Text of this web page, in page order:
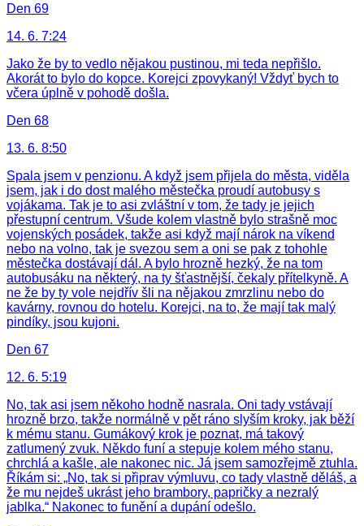
Den 69
14. 6. 7:24
Jako že by to vedlo nějakou pustinou, mi teda nepřišlo.
Akorát to bylo do kopce. Korejci zpovykaný! Vždyť bych to
včera úplně v pohodě došla.
Den 68
13. 6. 8:50
Spala jsem v penzionu. A když jsem přijela do města, viděla
jsem, jak i do dost malého městečka proudí autobusy s
vojákama. Tak je to asi zvláštní v tom, že tady je jejich
přestupní centrum. Všude kolem vlastně bylo strašně moc
vojenských posádek, takže asi když mají nárok na víkend
nebo na volno, tak je svezou sem a oni se pak z tohohle
městečka dostávají dál. A bylo hrozně hezký, že na tom
autobusáku na některý, na ty šťastnější, čekaly přítelkyně. A
ne že by ty vole nejdřív šli na nějakou zmrzlinu nebo do
kavárny, rovnou do hotelu. Korejci, na to, že mají tak malý
pindíky, jsou kujoni.
Den 67
12. 6. 5:19
No, tak asi jsem někoho hodně nasrala. Oni tady vstávají
hrozně brzo, takže normálně v pět ráno slyším kroky, jak běží
k mému stanu. Gumákový krok je poznat, má takový
zatlumený zvuk. Někdo funí a stepuje kolem mého stanu,
chrchlá a kašle, ale nakonec nic. Já jsem samozřejmě ztuhla.
Říkám si: „No, tak si připrav výmluvu, co tady vlastně děláš, a
že mu nejdeš ukrást jeho brambory, papričky a nezralý
jablka.“ Nakonec to funění a dupání odešlo.